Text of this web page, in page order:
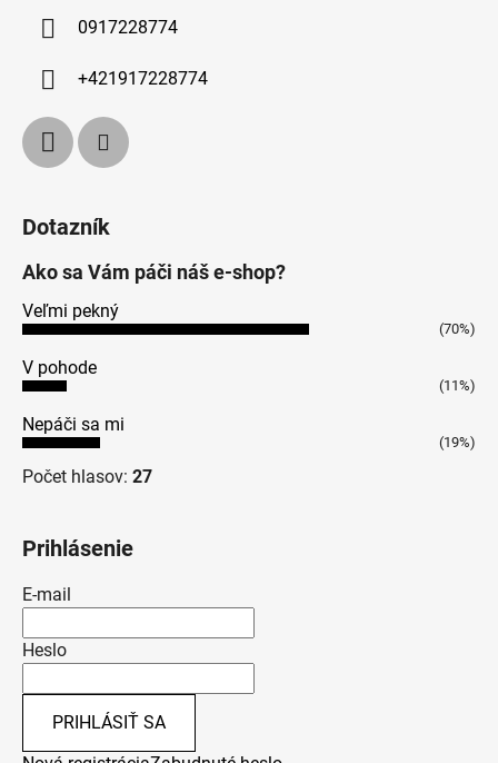
0917228774
+421917228774
Dotazník
Ako sa Vám páči náš e-shop?
Veľmi pekný
(70%)
V pohode
(11%)
Nepáči sa mi
(19%)
Počet hlasov: 27
Prihlásenie
E-mail
Heslo
PRIHLÁSIŤ SA